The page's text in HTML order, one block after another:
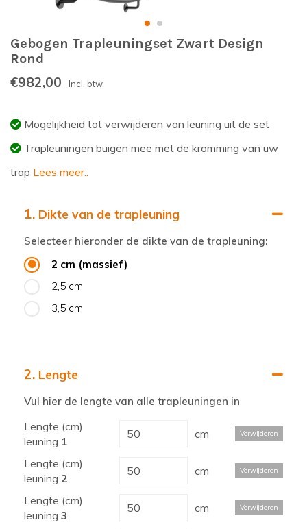
Gebogen Trapleuningset Zwart Design
Rond
€982,00 Incl. btw
Mogelijkheid tot verwijderen van leuning uit de set
Trapleuningen buigen mee met de kromming van uw
trap Lees meer..
1. Dikte van de trapleuning
Selecteer hieronder de dikte van de trapleuning:
2 cm (massief)
2,5 cm
3,5 cm
2. Lengte
Vul hier de lengte van alle trapleuningen in
Lengte (cm)
leuning 1
cm Verwijderen
Lengte (cm)
leuning 2
cm Verwijderen
Lengte (cm)
leuning 3
cm Verwijderen